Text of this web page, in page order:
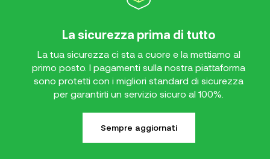
La sicurezza prima di tutto
La tua sicurezza ci sta a cuore e la mettiamo al
primo posto. I pagamenti sulla nostra piattaforma
sono protetti con i migliori standard di sicurezza
per garantirti un servizio sicuro al 100%.
Sempre aggiornati